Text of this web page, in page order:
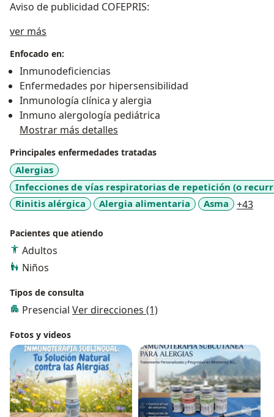
Aviso de publicidad COFEPRIS:
ver más
Enfocado en:
Inmunodeficiencias
Enfermedades por hipersensibilidad
Inmunología clínica y alergia
Inmuno alergología pediátrica
Mostrar más detalles
Principales enfermedades tratadas
Alergias
Infecciones de vías respiratorias de repetición (o
Rinitis alérgica
Alergia alimentaria Asma +43
Pacientes que atiendo
Adultos
Niños
Tipos de consulta
Presencial Ver direcciones (1)
Fotos y videos